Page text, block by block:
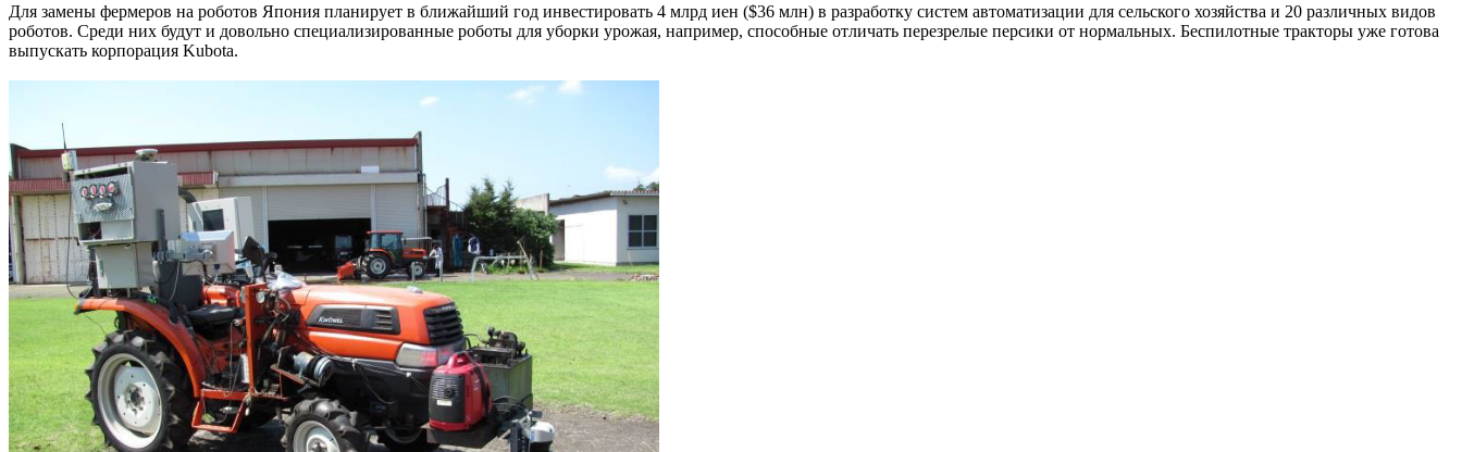
Для замены фермеров на роботов Япония планирует в ближайший год инвестировать 4 млрд иен ($36 млн) в разработку систем автоматизации для сельского хозяйства и 20 различных видов
роботов. Среди них будут и довольно специализированные роботы для уборки урожая, например, способные отличать перезрелые персики от нормальных. Беспилотные тракторы уже готова
выпускать корпорация Kubota.